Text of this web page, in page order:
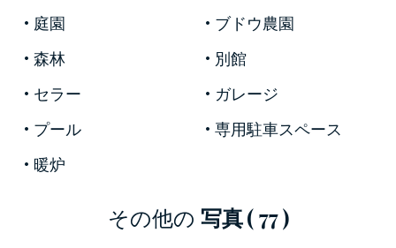
プール、オリジナルのプライベートチャペル、
黄色やピンクの水蓮や蓮の花と美しい池を賞美
へと続く田園があり、リラックスしながら散策
することが出来ます。
イタリア・フィレンツェの不動産物件の館内は
三階建て、約1,300平米の広さで、七つの採光に
優れた寝室が備わっています。明るいカラー大
庭園
ブドウ農園
森林
別館
セラー
ガレージ
プール
専用駐車スペース
暖炉
その他の 写真( 77 )